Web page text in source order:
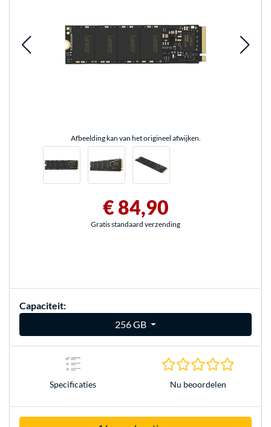
Afbeelding kan van het origineel afwijken.
€ 84,90
Gratis standaard verzending
Capaciteit:
256 GB
Specificaties Nu beoordelen